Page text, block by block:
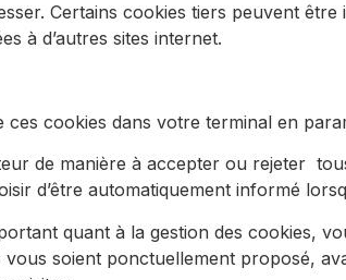
Certains cookies tiers peuvent
à d’autres sites internet.
cookies dans votre terminal en
de manière à accepter ou rejeter
d’être automatiquement informé
quant à la gestion des cookies,
soient ponctuellement proposé,